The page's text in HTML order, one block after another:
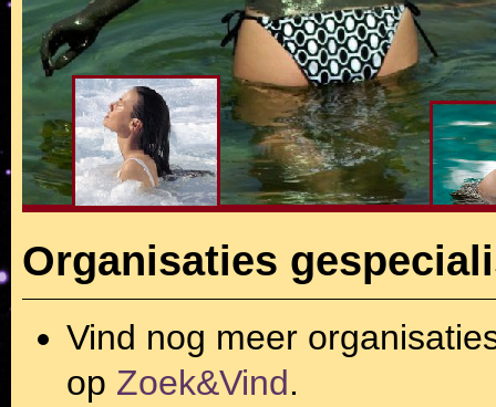
Organisaties
Vind nog meer
op Zoek&Vind.